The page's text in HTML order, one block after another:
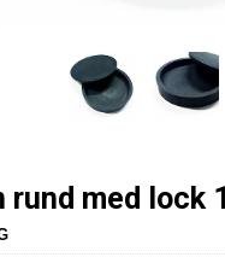
rund med lock